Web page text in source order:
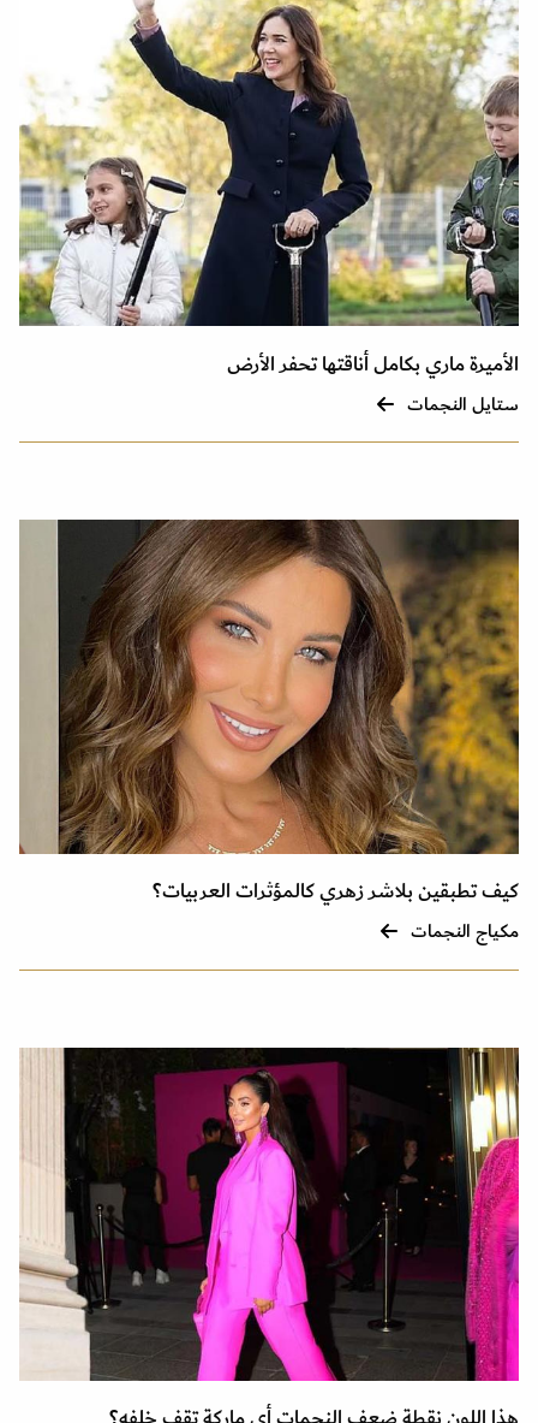
الأميرة ماري بكامل أناقتها تحفر الأرض
ستايل النجمات
كيف تطبقين بلاشر زهري كالمؤثرات العربيات؟
مكياج النجمات